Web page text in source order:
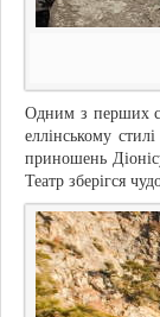
Одним з перших
еллінському
приношень
Театр зберігся